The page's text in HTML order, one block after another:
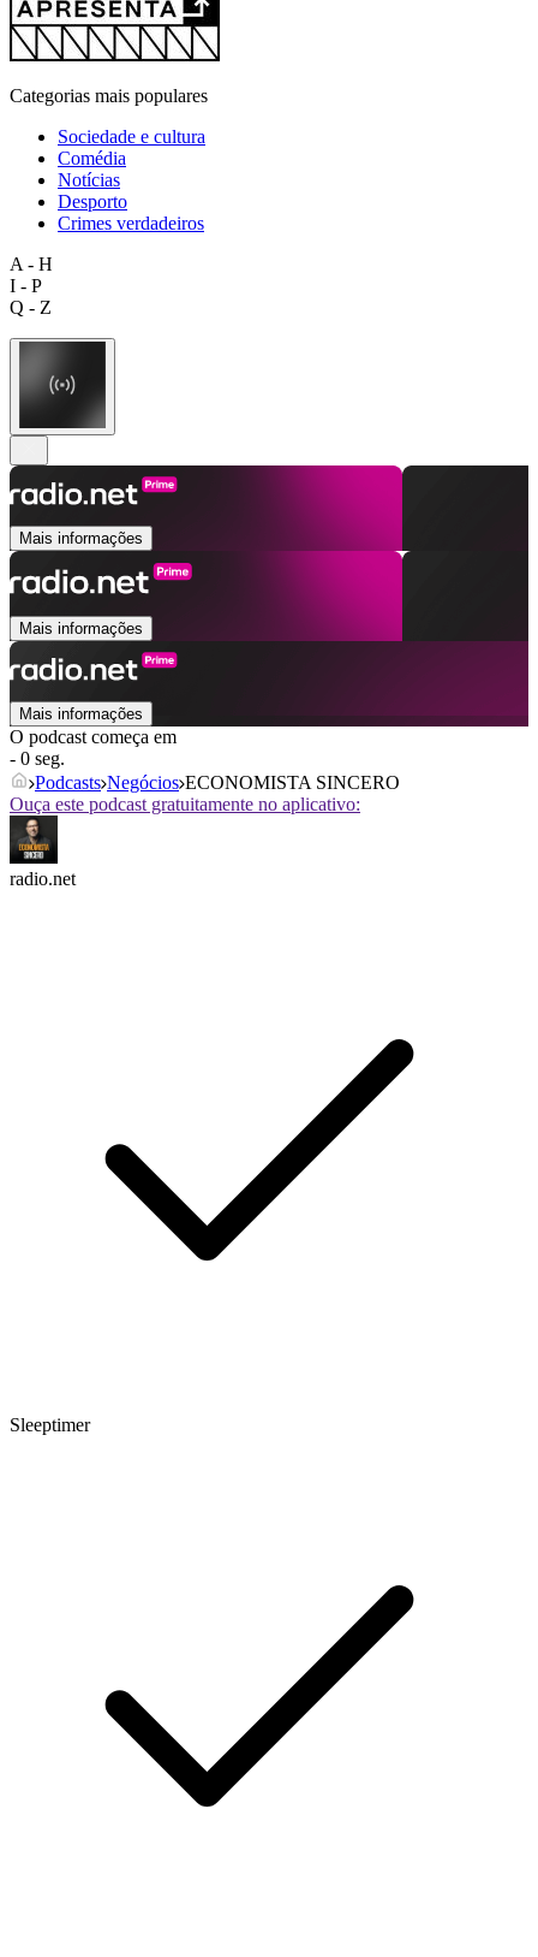
Categorias mais populares
Sociedade e cultura
Comédia
Notícias
Desporto
Crimes verdadeiros
A - H
I - P
Q - Z
Mais informações
Mais informações
Mais informações
O podcast começa em
- 0 seg.
Podcasts Negócios ECONOMISTA SINCERO
Ouça este podcast gratuitamente no aplicativo:
radio.net
Sleeptimer